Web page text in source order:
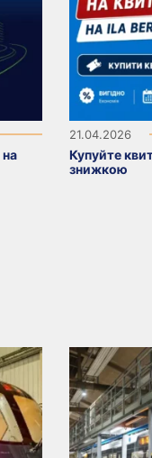
21.04.2026
Купуйте
знижкою